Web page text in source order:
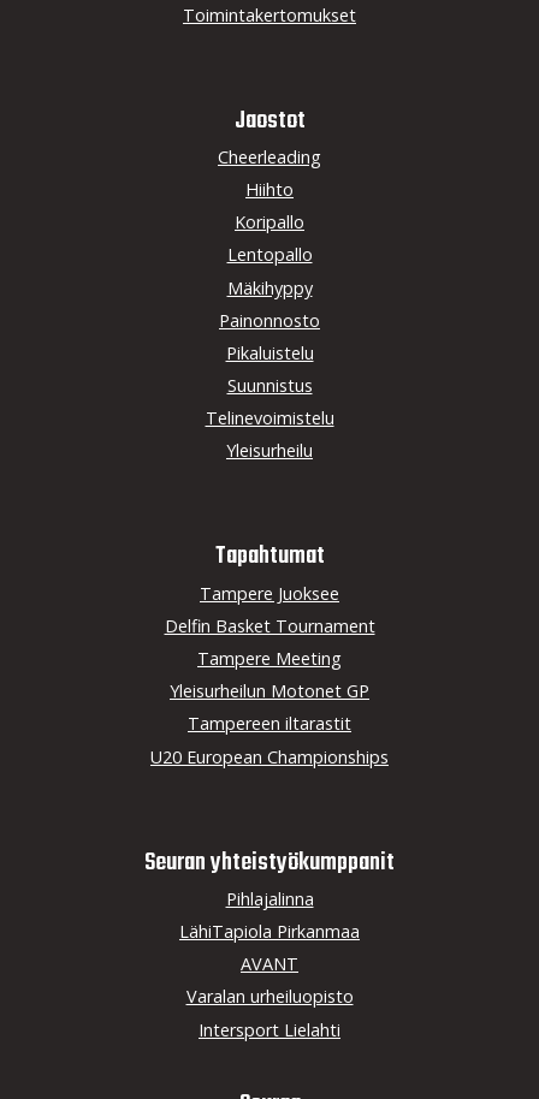
Toimintakertomukset
Jaostot
Cheerleading
Hiihto
Koripallo
Lentopallo
Mäkihyppy
Painonnosto
Pikaluistelu
Suunnistus
Telinevoimistelu
Yleisurheilu
Tapahtumat
Tampere Juoksee
Delfin Basket Tournament
Tampere Meeting
Yleisurheilun Motonet GP
Tampereen iltarastit
U20 European Championships
Seuran yhteistyö­kumppanit
Pihlajalinna
LähiTapiola Pirkanmaa
AVANT
Varalan urheiluopisto
Intersport Lielahti